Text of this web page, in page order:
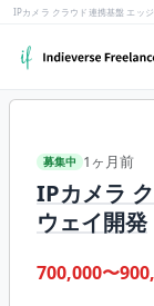
IPカメラ クラウド連携基盤 エッ
募集中 1ヶ月前
IPカメラ
ウェイ開発
700,000〜